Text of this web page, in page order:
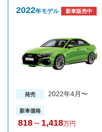
2022年モデル 新車販売中
発売 2022年4月〜
新車価格
818～ 1,418万円